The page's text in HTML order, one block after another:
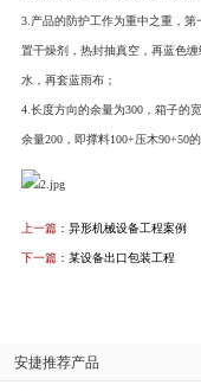
3.产品的防护工作为重中之重，
置干燥剂，热封抽真空，再蓝色
水，再套蓝雨布；
4.长度方向的余量为300，箱子的
余量200，即撑料100+压木90+50的
上一篇： 异形机械设备工程案例
下一篇： 某设备出口包装工程
安捷推荐产品